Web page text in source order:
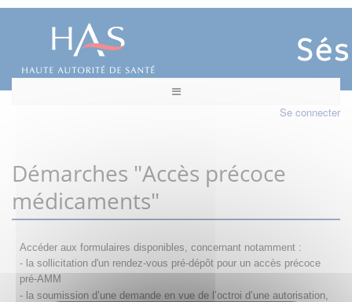
Se connecter
Démarches "Accès précoce
médicaments"
Accéder aux formulaires disponibles, concernant notamment :
- la sollicitation d'un rendez-vous pré-dépôt pour un accès précoce
pré-AMM
- la soumission d’une demande en vue de l’octroi d’une autorisation,